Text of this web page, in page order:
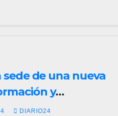
sede de una nueva
y
Kit Digital
DIARIO24